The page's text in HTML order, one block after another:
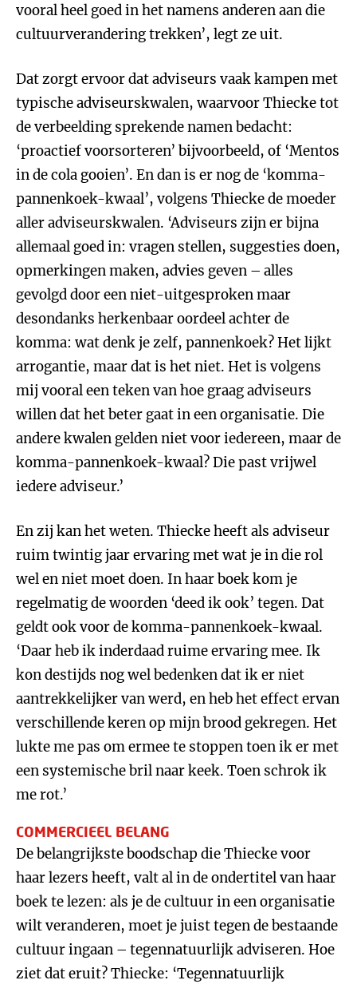
vooral heel goed in het namens anderen aan die
cultuurverandering trekken’, legt ze uit.
Dat zorgt ervoor dat adviseurs vaak kampen met
typische adviseurskwalen, waarvoor Thiecke tot
de verbeelding sprekende namen bedacht:
‘proactief voorsorteren’ bijvoorbeeld, of ‘Mentos
in de cola gooien’. En dan is er nog de ‘komma-
pannenkoek-kwaal’, volgens Thiecke de moeder
aller adviseurskwalen. ‘Adviseurs zijn er bijna
allemaal goed in: vragen stellen, suggesties doen,
opmerkingen maken, advies geven – alles
gevolgd door een niet-uitgesproken maar
desondanks herkenbaar oordeel achter de
komma: wat denk je zelf, pannenkoek? Het lijkt
arrogantie, maar dat is het niet. Het is volgens
mij vooral een teken van hoe graag adviseurs
willen dat het beter gaat in een organisatie. Die
andere kwalen gelden niet voor iedereen, maar de
komma-pannenkoek-kwaal? Die past vrijwel
iedere adviseur.’
En zij kan het weten. Thiecke heeft als adviseur
ruim twintig jaar ervaring met wat je in die rol
wel en niet moet doen. In haar boek kom je
regelmatig de woorden ‘deed ik ook’ tegen. Dat
geldt ook voor de komma-pannenkoek-kwaal.
‘Daar heb ik inderdaad ruime ervaring mee. Ik
kon destijds nog wel bedenken dat ik er niet
aantrekkelijker van werd, en heb het effect ervan
verschillende keren op mijn brood gekregen. Het
lukte me pas om ermee te stoppen toen ik er met
een systemische bril naar keek. Toen schrok ik
me rot.’
COMMERCIEEL BELANG
De belangrijkste boodschap die Thiecke voor
haar lezers heeft, valt al in de ondertitel van haar
boek te lezen: als je de cultuur in een organisatie
wilt veranderen, moet je juist tegen de bestaande
cultuur ingaan – tegennatuurlijk adviseren. Hoe
ziet dat eruit? Thiecke: ‘Tegennatuurlijk